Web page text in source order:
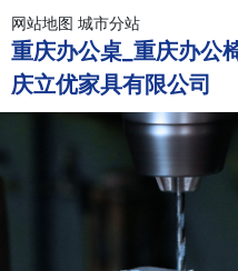
网站地图 城市分站
重庆办公桌_重庆办公
庆立优家具有限公司